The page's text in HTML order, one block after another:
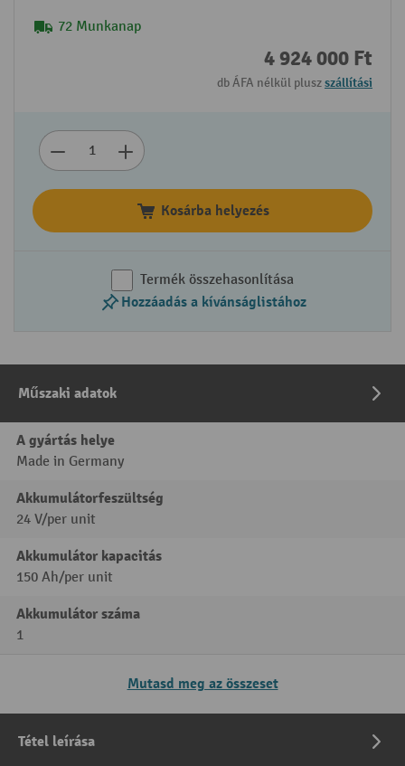
72 Munkanap
4 924 000 Ft
db ÁFA nélkül pluszszállítási
Kosárba helyezés
Termék összehasonlítása
Hozzáadás a kívánságlistához
Műszaki adatok
A gyártás helye
Made in Germany
Akkumulátorfeszültség
24 V/per unit
Akkumulátor kapacitás
150 Ah/per unit
Akkumulátor száma
1
Mutasd meg az összeset
Tétel leírása